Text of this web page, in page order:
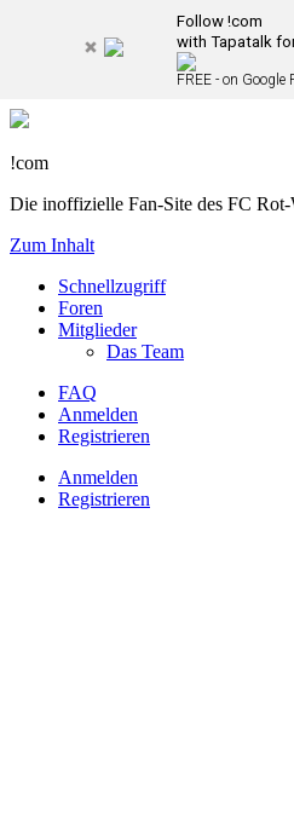
Follow !com
with Tapatalk
FREE - on Google
!com
Die inoffizielle Fan-Site des FC
Zum Inhalt
Schnellzugriff
Foren
Mitglieder
Das Team
FAQ
Anmelden
Registrieren
Anmelden
Registrieren